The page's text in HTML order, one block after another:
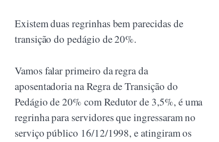
Existem duas regrinhas bem parecidas de
transição do pedágio de 20%.
Vamos falar primeiro da regra da
aposentadoria na Regra de Transição do
Pedágio de 20% com Redutor de 3,5%, é uma
regrinha para servidores que ingressaram no
serviço público 16/12/1998, e atingiram os